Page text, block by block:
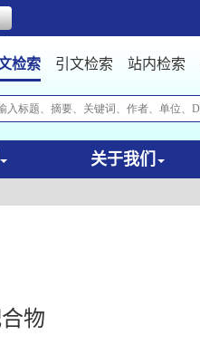
检索 引文检索 站内检索
关于我们
物